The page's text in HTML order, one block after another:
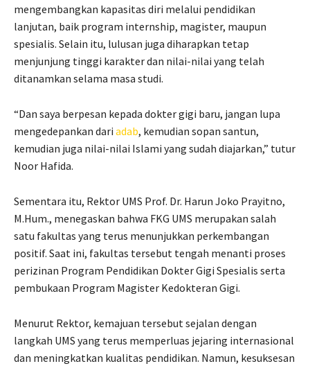
mengembangkan kapasitas diri melalui pendidikan
lanjutan, baik program internship, magister, maupun
spesialis. Selain itu, lulusan juga diharapkan tetap
menjunjung tinggi karakter dan nilai-nilai yang telah
ditanamkan selama masa studi.
“Dan saya berpesan kepada dokter gigi baru, jangan lupa
mengedepankan dari adab, kemudian sopan santun,
kemudian juga nilai-nilai Islami yang sudah diajarkan,” tutur
Noor Hafida.
Sementara itu, Rektor UMS Prof. Dr. Harun Joko Prayitno,
M.Hum., menegaskan bahwa FKG UMS merupakan salah
satu fakultas yang terus menunjukkan perkembangan
positif. Saat ini, fakultas tersebut tengah menanti proses
perizinan Program Pendidikan Dokter Gigi Spesialis serta
pembukaan Program Magister Kedokteran Gigi.
Menurut Rektor, kemajuan tersebut sejalan dengan
langkah UMS yang terus memperluas jejaring internasional
dan meningkatkan kualitas pendidikan. Namun, kesuksesan